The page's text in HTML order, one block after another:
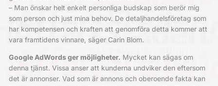
– Man önskar helt enkelt personliga budskap som berör mig
som person och just mina behov. De detaljhandelsföretag som
har kompetensen och kraften att genomföra detta kommer att
vara framtidens vinnare, säger Carin Blom.
Google AdWords ger möjligheter. Mycket kan sägas om
denna tjänst. Vissa anser att kunderna undviker den eftersom
det är annonser. Vad som är annons och oberoende fakta kan